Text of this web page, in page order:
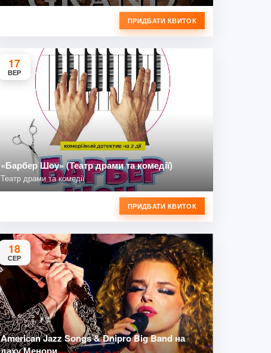
ПРИДБАТИ КВИТОК
17
ВЕР
«Барбер Шоу» (Театр драми та комедії)
Театр драми та комедії
ПРИДБАТИ КВИТОК
18
СЕР
American Jazz Songs & Dnipro Big Band на
даху Менори